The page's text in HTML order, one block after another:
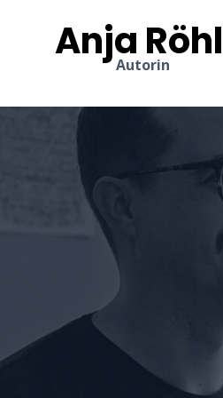
springenAnja Röhl
Autorin